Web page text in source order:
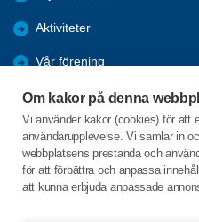
Om kakor på denna
Vi använder kakor (cookies) för att
användarupplevelse. Vi samlar in
webbplatsens prestanda och
för att förbättra och anpassa
att kunna erbjuda anpassade
Aktiviteter
Vår förening
Äldrefrågor
Förmåner
Bli medlem